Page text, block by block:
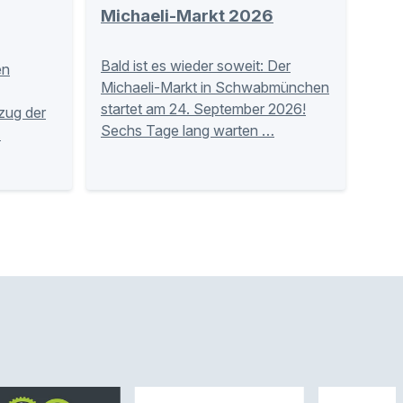
der
Michaeli-Markt 2026
Bald ist es wieder soweit: Der
Michaeli-Markt in Schwabmünchen
startet am 24. September 2026!
Sechs Tage lang warten …